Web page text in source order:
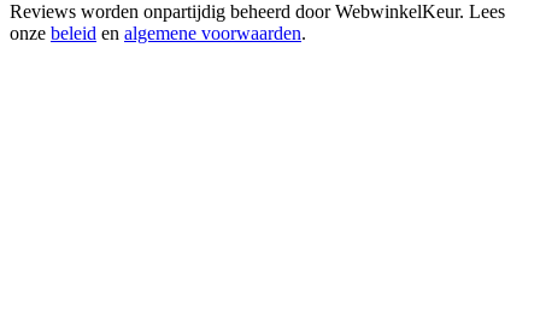
Reviews worden onpartijdig beheerd doorWebwinkelKeur. Lees
onze beleid en algemene voorwaarden.